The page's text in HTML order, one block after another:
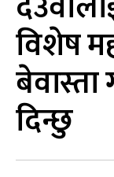
विशेष
बेवास्ता
दिन्छु